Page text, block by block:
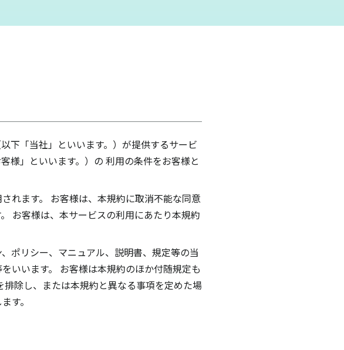
下「当社」といいます。）が提供するサービ
様」といいます。）の 利用の条件をお客様と
れます。 お客様は、本規約に取消不能な同意
お客様は、本サービスの利用にあたり本規約
ポリシー、マニュアル、説明書、規定等の当
いいます。 お客様は本規約のほか付随規定も
除し、または本規約と異なる事項を定めた場
す。